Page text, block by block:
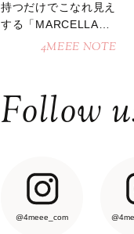
持つだけでこなれ見え
する「MARCELLAト
ートバッグ」4MEEE NOTE
Follow
@4meee_com